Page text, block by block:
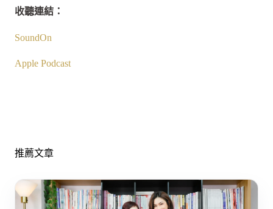
收聽連結：
SoundOn
Apple Podcast
推薦文章